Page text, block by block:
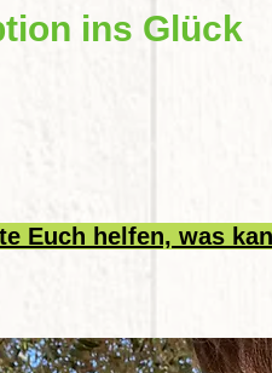
ins Glück
Euch helfen, was